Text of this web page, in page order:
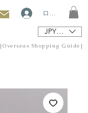
ログイン
JPY (¥)
[Overseas Shopping Guide]